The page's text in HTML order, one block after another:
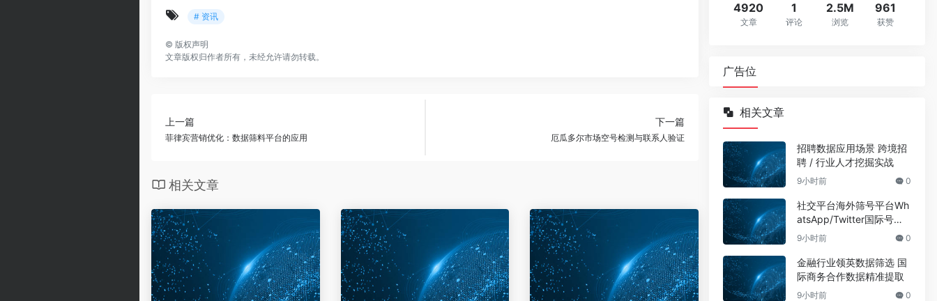
# 资讯
© 版权声明
文章版权归作者所有，未经允许请勿转载。
上一篇
菲律宾营销优化：数据筛料平台的应用
下一篇
厄瓜多尔市场空号检测与联系人验证
相关文章
4920
文章
1
评论
2.5M
浏览
961
获赞
广告位
相关文章
招聘数据应用场景 跨境招
聘 / 行业人才挖掘实战
9小时前 0
社交平台海外筛号平台Wh
atsApp/Twitter国际号码
筛选
9小时前 0
金融行业领英数据筛选 国
际商务合作数据精准提取
9小时前 0